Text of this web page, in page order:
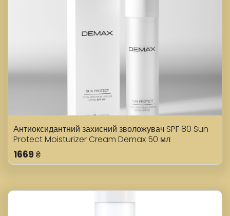
Антиоксидантний захисний зволожувач SPF 80 Sun
Protect Moisturizer Cream Demax 50 мл
1669 ₴